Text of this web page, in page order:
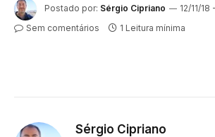
Postado por: Sérgio Cipriano
12/11/18
Sem comentários
1 Leitura mínima
Sérgio Cipriano